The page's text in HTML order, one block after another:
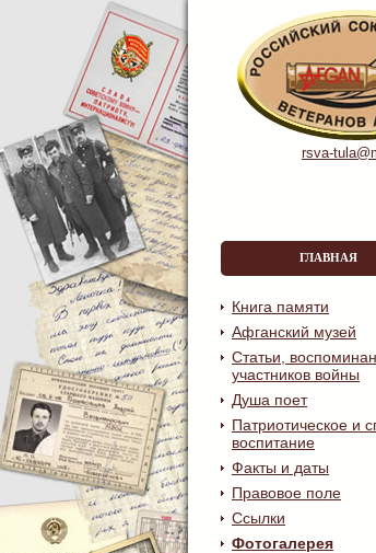
rsva-
ГЛАВНАЯ
Книга памяти
Афганский музей
Статьи,
участников войны
Душа поет
Патриотическое и
воспитание
Факты и даты
Правовое поле
Ссылки
Фотогалерея